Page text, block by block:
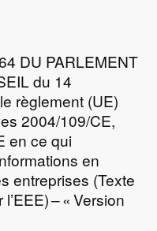
DU PARLEMENT
du 14
règlement (UE)
2004/109/CE,
en ce qui
en
entreprises (Texte
– « Version